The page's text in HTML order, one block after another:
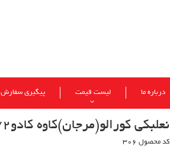
درباره ما لیست قیمت پیگیری سفارش
نعلبکی کورالو(مرجان)کاوه کادو72
کد محصول 306